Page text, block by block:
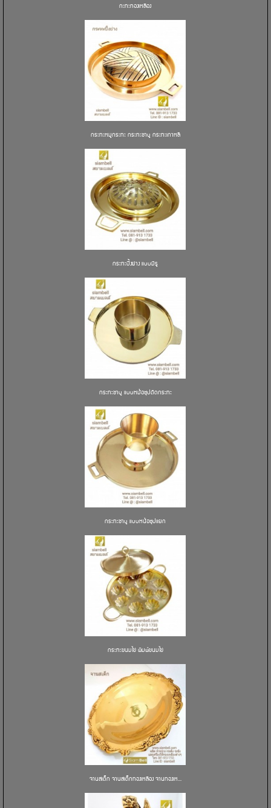
กะทะทองเหลือง
กระทะหมูกระทะ กระทะชาบู กระทะเกาหลี
กระทะปิ้งย่าง แบบมีรู
กระทะชาบู แบบหม้อซุปติดกระทะ
กระทะชาบู แบบหน้อซุปแยก
กระทะขนมไข่ พิมพ์ขนมไข่
จานสเต็ก จานสเต็กทองเหลือง จานทองเห...